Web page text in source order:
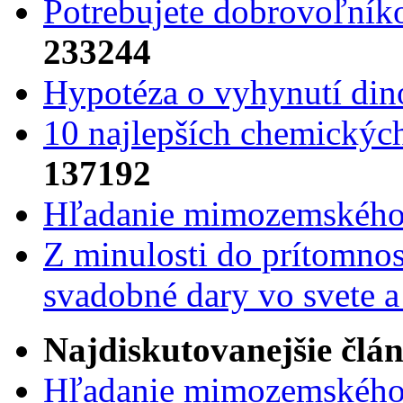
Potrebujet​e
233244
Hypotéza o vyhynutí
10 najlepších
137192
Hľadanie
Z minulosti do
svadobné dary vo svete
Najdiskutovanejšie
Hľadanie